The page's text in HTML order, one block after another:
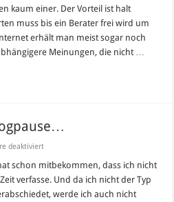
kaum einer. Der Vorteil ist halt
muss bis ein Berater frei wird um
erhält man meist sogar noch
Meinungen, die nicht …
deaktiviertfür
mache
Blogpause…
schon mitbekommen, dass ich nicht
verfasse. Und da ich nicht der Typ
werde ich auch nicht